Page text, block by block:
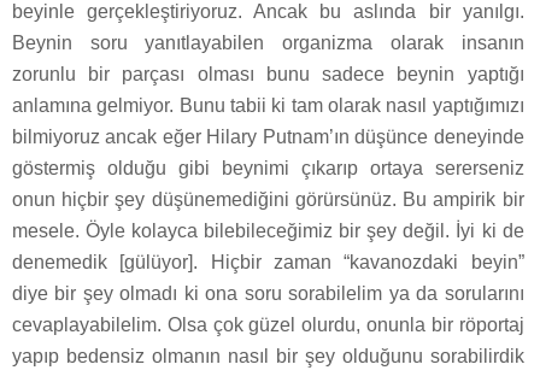
beyinle gerçekleştiriyoruz. Ancak bu aslında bir yanılgı.
Beynin soru yanıtlayabilen organizma olarak insanın
zorunlu bir parçası olması bunu sadece beynin yaptığı
anlamına gelmiyor. Bunu tabii ki tam olarak nasıl yaptığımızı
bilmiyoruz ancak eğer Hilary Putnam’ın düşünce deneyinde
göstermiş olduğu gibi beynimi çıkarıp ortaya sererseniz
onun hiçbir şey düşünemediğini görürsünüz. Bu ampirik bir
mesele. Öyle kolayca bilebileceğimiz bir şey değil. İyi ki de
denemedik [gülüyor]. Hiçbir zaman “kavanozdaki beyin”
diye bir şey olmadı ki ona soru sorabilelim ya da sorularını
cevaplayabilelim. Olsa çok güzel olurdu, onunla bir röportaj
yapıp bedensiz olmanın nasıl bir şey olduğunu sorabilirdik